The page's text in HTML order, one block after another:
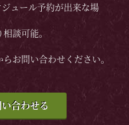
ュール予約が出来な場
談可能。
お問い合わせください。
合わせる